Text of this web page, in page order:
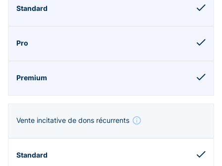
Vente incitative de dons récurrents